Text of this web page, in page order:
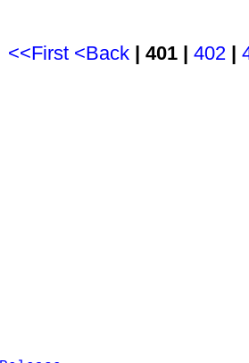
<<First <Back | 401 | 402|